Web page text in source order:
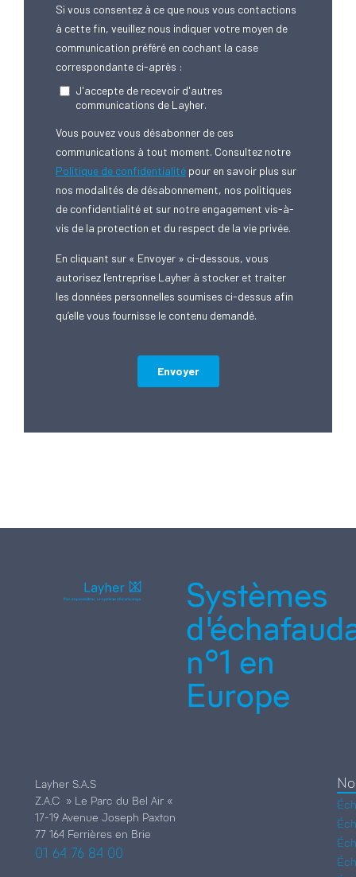
Systèmes
n°1 en
Europe
Layher S.A.S
Z.A.C » Le Parc du Bel Air «
17-19 Avenue Joseph Paxton
77 164 Ferrières en Brie
01 64 76 84 00